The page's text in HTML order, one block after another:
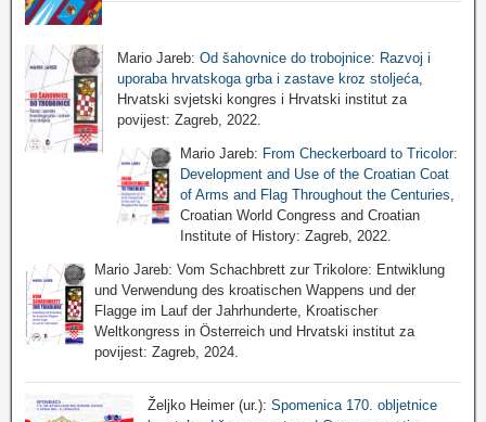
Mario Jareb: Od šahovnice do trobojnice: Razvoj i
uporaba hrvatskoga grba i zastave kroz stoljeća,
Hrvatski svjetski kongres i Hrvatski institut za
povijest: Zagreb, 2022.
Mario Jareb: From Checkerboard to Tricolor:
Development and Use of the Croatian Coat
of Arms and Flag Throughout the Centuries
Croatian World Congress and Croatian
Institute of History: Zagreb, 2022.
Mario Jareb: Vom Schachbrett zur Trikolore: Entwiklung
und Verwendung des kroatischen Wappens und der
Flagge im Lauf der Jahrhunderte, Kroatischer
Weltkongress in Österreich und Hrvatski institut za
povijest: Zagreb, 2024.
Željko Heimer (ur.): Spomenica 170. obljetnice